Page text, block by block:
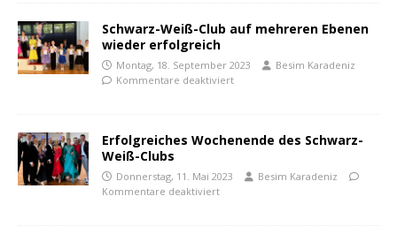
Schwarz-Weiß-Club auf mehreren Ebenen
wieder erfolgreich
Montag, 18. September 2023
Besim Karadeniz
Kommentare deaktiviert
Erfolgreiches Wochenende des Schwarz-
Weiß-Clubs
Donnerstag, 11. Mai 2023
Besim Karadeniz
Kommentare deaktiviert